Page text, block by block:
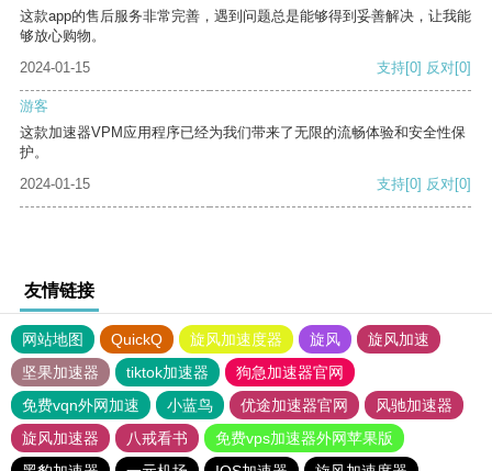
这款app的售后服务非常完善，遇到问题总是能够得到妥善解决，让我能
够放心购物。
2024-01-15
支持[0] 反对[0]
游客
这款加速器VPM应用程序已经为我们带来了无限的流畅体验和安全性保
护。
2024-01-15
支持[0] 反对[0]
友情链接
网站地图 QuickQ 旋风加速度器 旋风
旋风加速
坚果加速器
tiktok加速器
狗急加速器官网
免费vqn外网加速
小蓝鸟 优途加速器官网
风驰加速器
旋风加速器
八戒看书
免费vps加速器外网苹果版